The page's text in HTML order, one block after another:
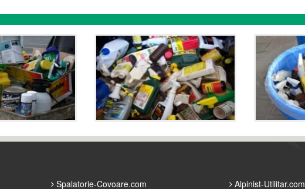
Spalatorie-Covoare.com Alpinist-Utilitar.com